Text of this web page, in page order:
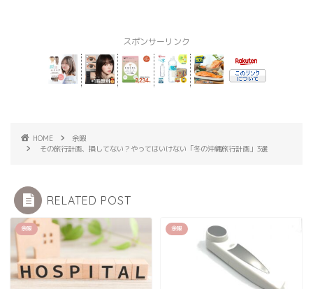
スポンサーリンク
HOME
余暇
その旅行計画、損してない？やってはいけない「冬の沖縄旅行計画」3選
RELATED POST
余暇 余暇